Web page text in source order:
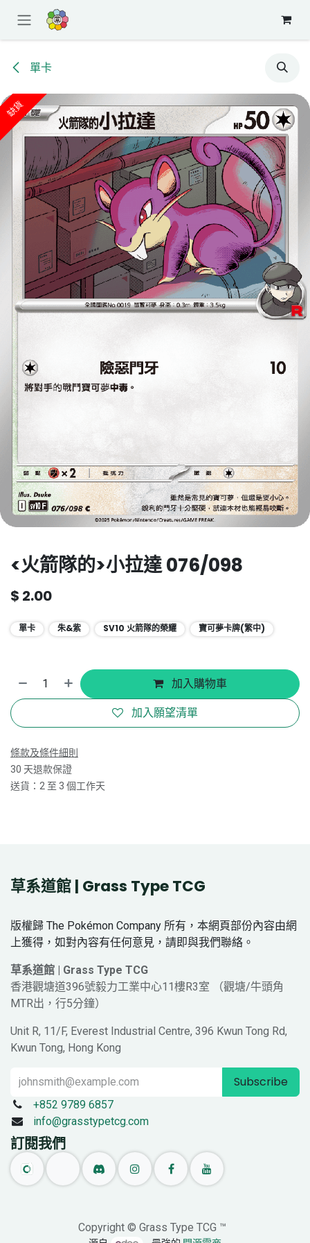
單卡
缺貨
<火箭隊的>小拉達 076/098
$ 2.00
單卡 朱&紫 SV10 火箭隊的榮耀 寶可夢卡牌(繁中)
加入購物車
加入願望清單
條款及條件細則
30 天退款保證
送貨：2 至 3 個工作天
草系道館 | Grass Type TCG
版權歸 The Pokémon Company 所有，本網頁部份內容由網
上獲得，如對內容有任何意見，請即與我們聯絡。
草系道館 | Grass Type TCG
香港觀塘道396號毅力工業中心11樓R3室 （觀塘/牛頭角
MTR出，行5分鐘）
Unit R, 11/F, Everest Industrial Centre, 396 Kwun Tong Rd,
Kwun Tong, Hong Kong
Subscribe
+852 9789 6857
info@grasstypetcg.com
訂閱我們
Copyright © Grass Type TCG ™